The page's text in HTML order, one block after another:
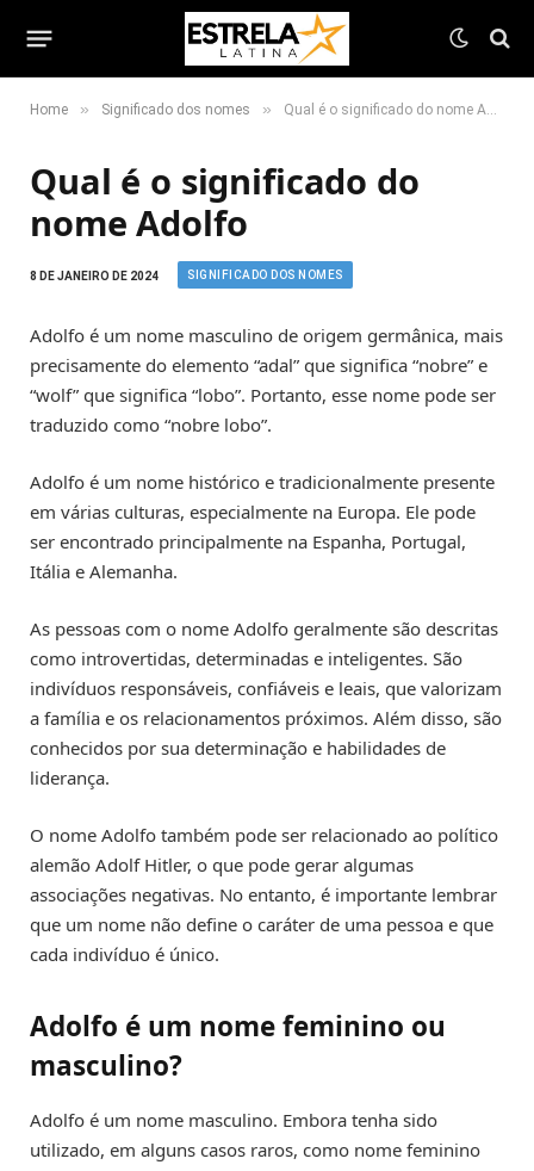
Home » Significado dos nomes » Qual é o significado do nome Adolfo
Qual é o significado do
nome Adolfo
8 DE JANEIRO DE 2024 SIGNIFICADO DOS NOMES
Adolfo é um nome masculino de origem germânica, mais
precisamente do elemento “adal” que significa “nobre” e
“wolf” que significa “lobo”. Portanto, esse nome pode ser
traduzido como “nobre lobo”.
Adolfo é um nome histórico e tradicionalmente presente
em várias culturas, especialmente na Europa. Ele pode
ser encontrado principalmente na Espanha, Portugal,
Itália e Alemanha.
As pessoas com o nome Adolfo geralmente são descritas
como introvertidas, determinadas e inteligentes. São
indivíduos responsáveis, confiáveis e leais, que valorizam
a família e os relacionamentos próximos. Além disso, são
conhecidos por sua determinação e habilidades de
liderança.
O nome Adolfo também pode ser relacionado ao político
alemão Adolf Hitler, o que pode gerar algumas
associações negativas. No entanto, é importante lembrar
que um nome não define o caráter de uma pessoa e que
cada indivíduo é único.
Adolfo é um nome feminino ou
masculino?
Adolfo é um nome masculino. Embora tenha sido
utilizado, em alguns casos raros, como nome feminino